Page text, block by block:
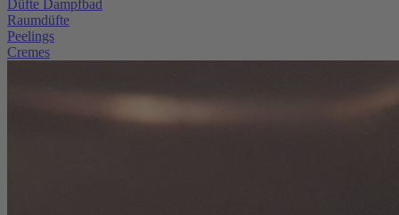
Düfte Dampfbad
Raumdüfte
Peelings
Cremes